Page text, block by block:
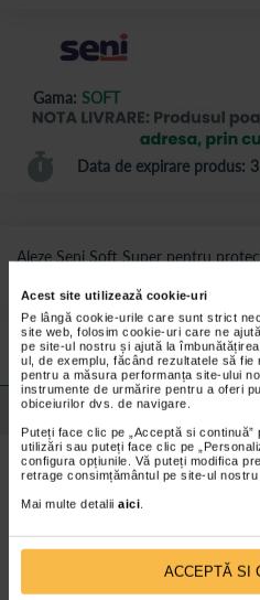
Acest site utilizează cookie-uri
Pe lângă cookie-urile care sunt strict
site web, folosim cookie-uri care ne
pe site-ul nostru și ajută la
ul, de exemplu, făcând rezultatele să fie
pentru a măsura performanța site-ului
instrumente de urmărire pentru a oferi
obiceiurilor dvs. de navigare.
Puteți face clic pe „Acceptă si
utilizări sau puteți face clic pe
configura opțiunile. Vă puteți modifica
retrage consimțământul pe site-ul
Mai multe detalii aici.
ACCEPTĂ SI
Gama: SOFT
Data de expirare produs:
Aleze Seni Soft Super pentru
Preturile si promotiile afisate pe
valabile pentru comenzile efectuate
Detalii
Alezele igienice Seni Soft Super
si a lenjeriei.
Seni Soft Super asigura:
• confort in utilizare (strat superior
• protectie impotriva scurgerilor;
• strat anti-alunecare, impermeabil.